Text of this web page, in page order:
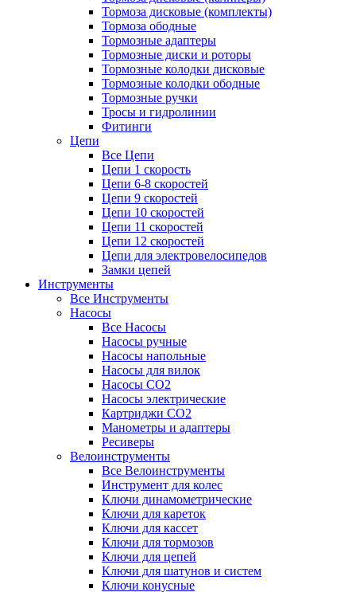
Тормоза дисковые (комплекты)
Тормоза ободные
Тормозные адаптеры
Тормозные диски и роторы
Тормозные колодки дисковые
Тормозные колодки ободные
Тормозные ручки
Тросы и гидролинии
Фитинги
Цепи
Все Цепи
Цепи 1 скорость
Цепи 6-8 скоростей
Цепи 9 скоростей
Цепи 10 скоростей
Цепи 11 скоростей
Цепи 12 скоростей
Цепи для электровелосипедов
Замки цепей
Инструменты
Все Инструменты
Насосы
Все Насосы
Насосы ручные
Насосы напольные
Насосы для вилок
Насосы CO2
Насосы электрические
Картриджи CO2
Манометры и адаптеры
Ресиверы
Велоинструменты
Все Велоинструменты
Инструмент для колес
Ключи динамометрические
Ключи для кареток
Ключи для кассет
Ключи для тормозов
Ключи для цепей
Ключи для шатунов и систем
Ключи конусные